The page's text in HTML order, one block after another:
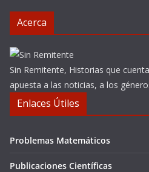
Acerca
Sin Remitente, Historias que
apuesta a las noticias, a los
Enlaces Útiles
Problemas Matemáticos
Publicaciones Científicas